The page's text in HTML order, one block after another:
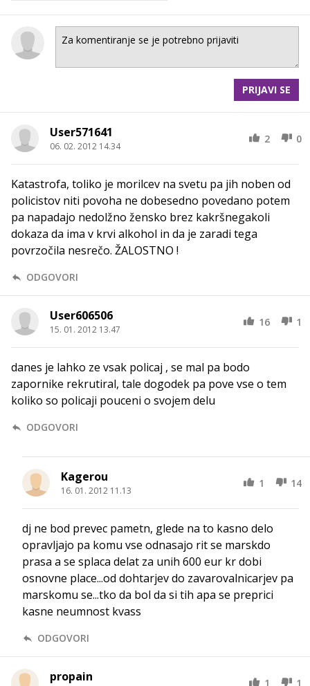
PRIJAVI SE
User571641
06. 02. 2012 14.34
2 0
Katastrofa, toliko je morilcev na svetu pa jih noben od
policistov niti povoha ne dobesedno povedano potem
pa napadajo nedolžno žensko brez kakršnegakoli
dokaza da ima v krvi alkohol in da je zaradi tega
povrzočila nesrečo. ŽALOSTNO !
ODGOVORI
User606506
15. 01. 2012 13.47
16 1
danes je lahko ze vsak policaj , se mal pa bodo
zapornike rekrutiral, tale dogodek pa pove vse o tem
koliko so policaji pouceni o svojem delu
ODGOVORI
Kagerou
16. 01. 2012 11.13
1 14
dj ne bod prevec pametn, glede na to kasno delo
opravljajo pa komu vse odnasajo rit se marskdo
prasa a se splaca delat za unih 600 eur kr dobi
osnovne place...od dohtarjev do zavarovalnicarjev pa
marskomu se...tko da bol da si tih apa se preprici
kasne neumnost kvass
ODGOVORI
propain 1 1